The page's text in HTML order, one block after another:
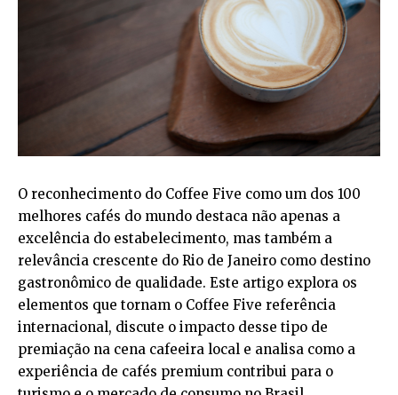
O reconhecimento do Coffee Five como um dos 100
melhores cafés do mundo destaca não apenas a
excelência do estabelecimento, mas também a
relevância crescente do Rio de Janeiro como destino
gastronômico de qualidade. Este artigo explora os
elementos que tornam o Coffee Five referência
internacional, discute o impacto desse tipo de
premiação na cena cafeeira local e analisa como a
experiência de cafés premium contribui para o